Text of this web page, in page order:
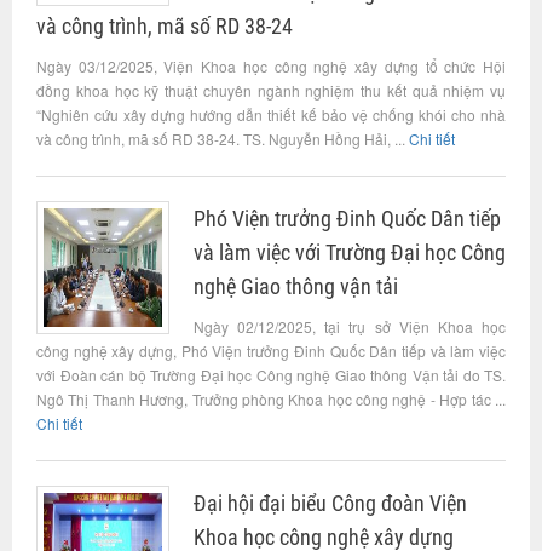
và công trình, mã số RD 38-24
Ngày 03/12/2025, Viện Khoa học công nghệ xây dựng tổ chức Hội
đồng khoa học kỹ thuật chuyên ngành nghiệm thu kết quả nhiệm vụ
“Nghiên cứu xây dựng hướng dẫn thiết kế bảo vệ chống khói cho nhà
và công trình, mã số RD 38-24. TS. Nguyễn Hồng Hải, ... Chi tiết
Phó Viện trưởng Đinh Quốc Dân tiếp
và làm việc với Trường Đại học Công
nghệ Giao thông vận tải
Ngày 02/12/2025, tại trụ sở Viện Khoa học
công nghệ xây dựng, Phó Viện trưởng Đinh Quốc Dân tiếp và làm việc
với Đoàn cán bộ Trường Đại học Công nghệ Giao thông Vận tải do TS.
Ngô Thị Thanh Hương, Trưởng phòng Khoa học công nghệ - Hợp tác ...
Chi tiết
Đại hội đại biểu Công đoàn Viện
Khoa học công nghệ xây dựng